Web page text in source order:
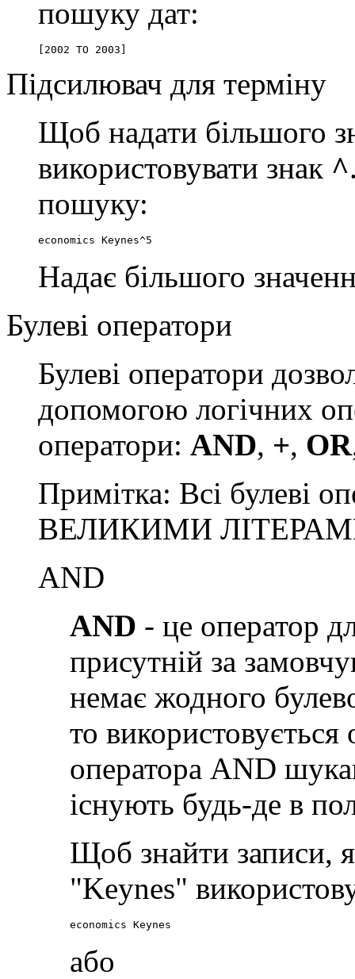
пошуку дат:
[2002 TO 2003]
Підсилювач для терміну
Щоб надати більшого
використовувати знак ^
пошуку:
economics Keynes^5
Надає більшого
Булеві оператори
Булеві оператори
допомогою логічних
оператори: AND, +, OR
Примітка: Всі булеві
ВЕЛИКИМИ
AND
AND - це оператор
присутній за
немає жодного
то
оператора AND
існують будь-де в
Щоб знайти записи,
"Keynes"
economics Keynes
або